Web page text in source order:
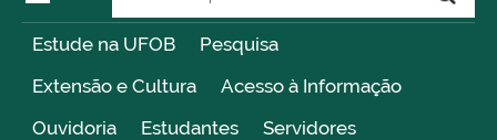
Estude na UFOB
Pesquisa
Extensão e Cultura
Acesso à Informação
Ouvidoria
Estudantes Servidores